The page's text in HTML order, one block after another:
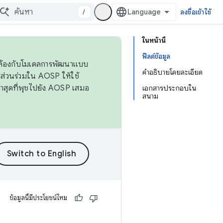
/ ลงชื่อเข้าใช้
ในหน้านี้
ฟิลด์ข้อมูล
คำอธิบายโดยละเอียด
เอกสารประกอบใน
สนาม
องกับโมเดลการพัฒนาแบบ
วนร่วมใน AOSP ให้ใช้
สุดที่พุชไปยัง AOSP เสมอ
ข้อมูลนี้มีประโยชน์ไหม